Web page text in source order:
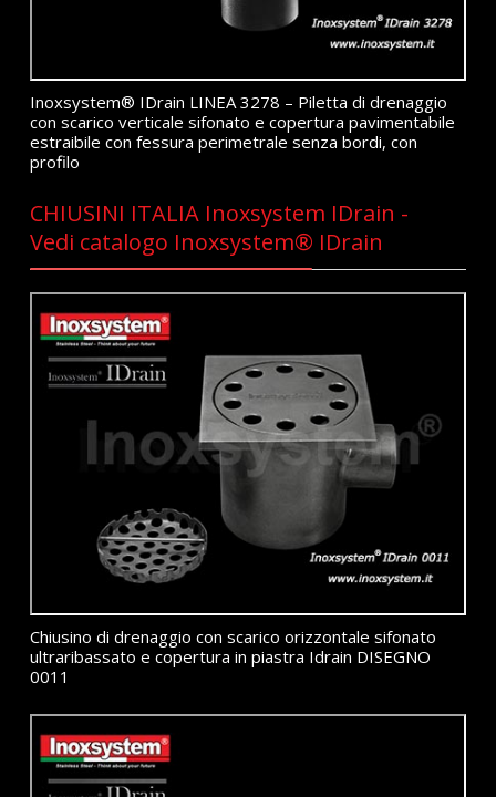
Inoxsystem® IDrain LINEA 3278 – Piletta di drenaggio
con scarico verticale sifonato e copertura pavimentabile
estraibile con fessura perimetrale senza bordi, con
profilo
CHIUSINI ITALIA Inoxsystem IDrain -
Vedi catalogo Inoxsystem® IDrain
Chiusino di drenaggio con scarico orizzontale sifonato
ultraribassato e copertura in piastra Idrain DISEGNO
0011